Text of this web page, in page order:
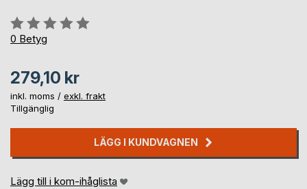
Betyg::
0%
0 Betyg
279,10 kr
inkl. moms / exkl. frakt
Tillgänglig
LÄGG I KUNDVAGNEN
Lägg till i kom-ihåglista